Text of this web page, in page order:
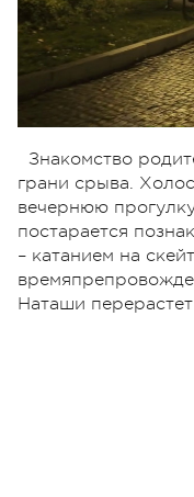
Знакомство
грани срыва.
вечернюю
постарается
– катанием на
Наташи